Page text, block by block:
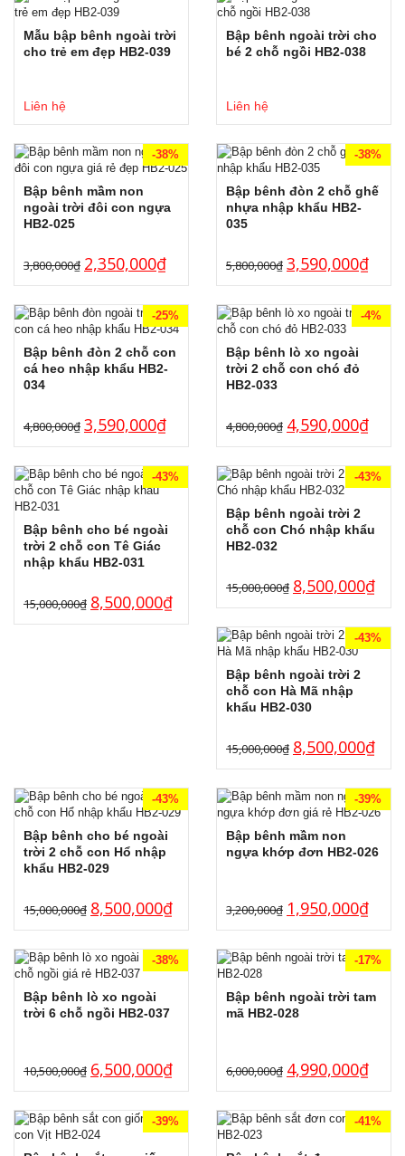
Mẫu bập bênh ngoài trời
cho trẻ em đẹp HB2-039
Liên hệ
Bập bênh ngoài trời cho
bé 2 chỗ ngồi HB2-038
Liên hệ
-38%
Bập bênh mầm non
ngoài trời đôi con ngựa
HB2-025
3,800,000₫ 2,350,000₫
-38%
Bập bênh đòn 2 chỗ ghế
nhựa nhập khẩu HB2-
035
5,800,000₫ 3,590,000₫
-25%
Bập bênh đòn 2 chỗ con
cá heo nhập khẩu HB2-
034
4,800,000₫ 3,590,000₫
-4%
Bập bênh lò xo ngoài
trời 2 chỗ con chó đỏ
HB2-033
4,800,000₫ 4,590,000₫
-43%
Bập bênh cho bé ngoài
trời 2 chỗ con Tê Giác
nhập khẩu HB2-031
15,000,000₫ 8,500,000₫
-43%
Bập bênh ngoài trời 2
chỗ con Chó nhập khẩu
HB2-032
15,000,000₫ 8,500,000₫
-43%
Bập bênh ngoài trời 2
chỗ con Hà Mã nhập
khẩu HB2-030
15,000,000₫ 8,500,000₫
-43%
Bập bênh cho bé ngoài
trời 2 chỗ con Hổ nhập
khẩu HB2-029
15,000,000₫ 8,500,000₫
-39%
Bập bênh mầm non
ngựa khớp đơn HB2-026
3,200,000₫ 1,950,000₫
-38%
Bập bênh lò xo ngoài
trời 6 chỗ ngồi HB2-037
10,500,000₫ 6,500,000₫
-17%
Bập bênh ngoài trời tam
mã HB2-028
6,000,000₫ 4,990,000₫
-39% -41%